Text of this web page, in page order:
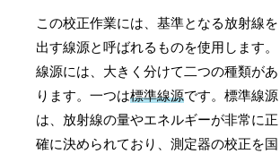
この校正作業には、基準となる放射線を
出す線源と呼ばれるものを使用します。
線源には、大きく分けて二つの種類があ
ります。一つは標準線源です。標準線源
は、放射線の量やエネルギーが非常に正
確に決められており、測定器の校正を国